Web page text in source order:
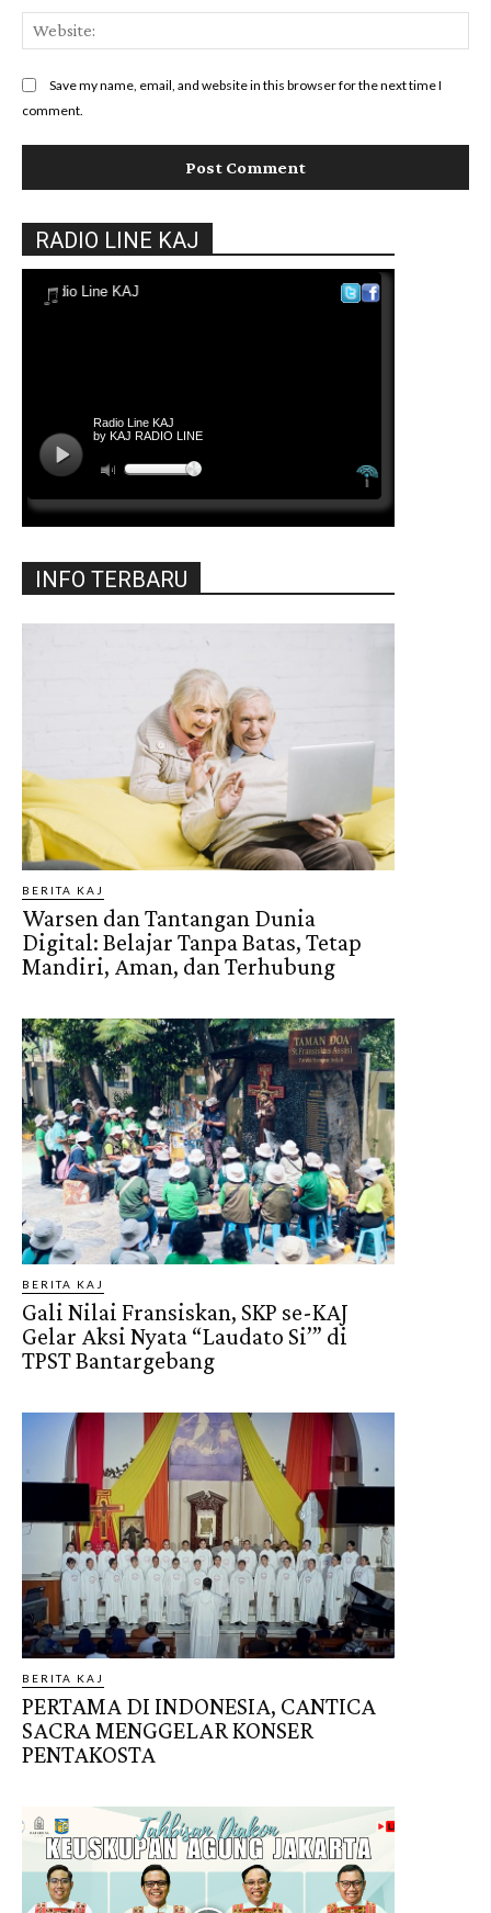
Save my name, email, and website in this browser for the next time I
comment.
RADIO LINE KAJ
INFO TERBARU
BERITA KAJ
Warsen dan Tantangan Dunia
Digital: Belajar Tanpa Batas, Tetap
Mandiri, Aman, dan Terhubung
BERITA KAJ
Gali Nilai Fransiskan, SKP se-KAJ
Gelar Aksi Nyata “Laudato Si’” di
TPST Bantargebang
BERITA KAJ
PERTAMA DI INDONESIA, CANTICA
SACRA MENGGELAR KONSER
PENTAKOSTA